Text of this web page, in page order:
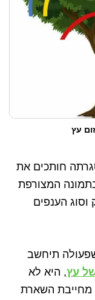
עץ
חותכים את
המצורפת
וסוג הענפים
תיחשב
עץ, היא לא
מחייבת השארת